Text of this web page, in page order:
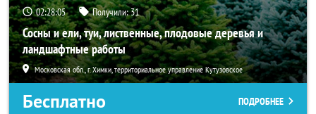
02:28:04 Получили:31
Сосны и ели, туи, лиственные, плодовые деревья и
ландшафтные работы
Московская обл., г. Химки, территориальное управление Кутузовское
Бесплатно ПОДРОБНЕЕ